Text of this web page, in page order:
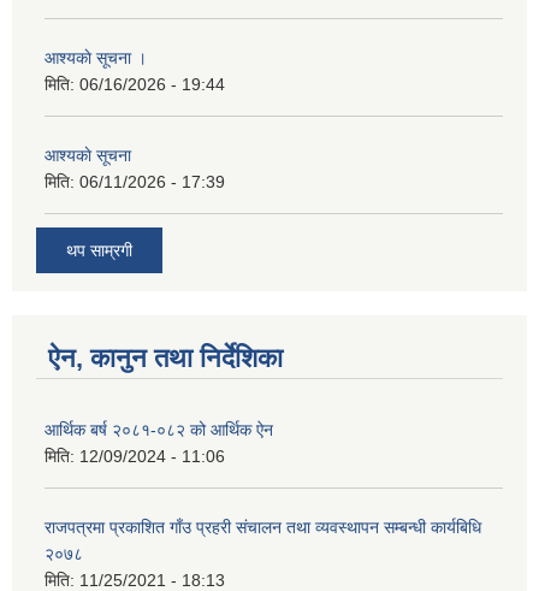
आश्यकाे सूचना ।
मिति: 06/16/2026 - 19:44
आश्यकाे सूचना
मिति: 06/11/2026 - 17:39
थप साम्रगी
ऐन, कानुन तथा निर्देशिका
आर्थिक बर्ष २०८१-०८२ को आर्थिक ऐन
मिति: 12/09/2024 - 11:06
राजपत्रमा प्रकाशित गाँउ प्रहरी संचालन तथा व्यवस्थापन सम्बन्धी कार्यबिधि
२०७८
मिति: 11/25/2021 - 18:13